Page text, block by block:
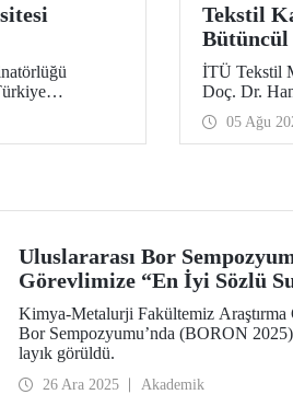
ilişkileri ve iş
Temmuz
gelen
Tekstil
Bütüncül
Analiz
Desteği
İTÜ Tekstil
Doç. Dr.
üstlendiği
Esaslı
Bağlı
proje,
05 Ağu
Uluslararası Bor
Görevlimize “En İyi Sözlü
Kimya-Metalurji Fakültemiz Araştırma
Bor Sempozyumu’nda (BORON
layık görüldü.
26 Ara 2025 Akademik